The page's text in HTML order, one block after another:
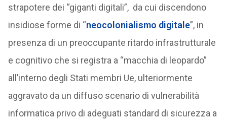
strapotere dei “giganti digitali”, da cui discendono
insidiose forme di “neocolonialismo digitale”, in
presenza di un preoccupante ritardo infrastrutturale
e cognitivo che si registra a “macchia di leopardo”
all’interno degli Stati membri Ue, ulteriormente
aggravato da un diffuso scenario di vulnerabilità
informatica privo di adeguati standard di sicurezza a